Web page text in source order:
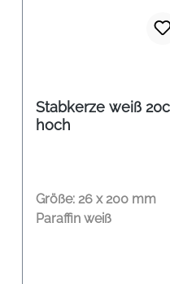
Stabkerze weiß
hoch
Größe: 26 x 200 mm
Paraffin weiß